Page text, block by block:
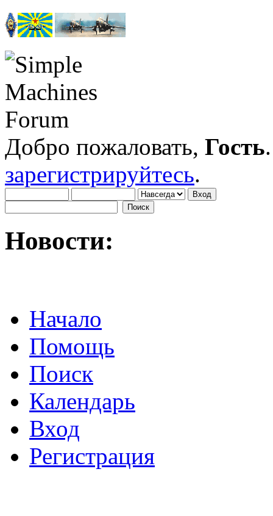
Добро пожаловать, Гость
зарегистрируйтесь.
Новости:
Начало
Помощь
Поиск
Календарь
Вход
Регистрация